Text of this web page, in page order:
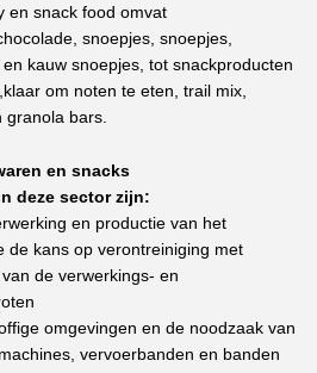
en snack food omvat
snoepjes, snoepjes,
kauw snoepjes, tot snackproducten
om noten te eten, trail mix,
bars.
en snacks
deze sector zijn:
en productie van het
de kans op verontreiniging met
de verwerkings- en
omgevingen en de noodzaak van
vervoerbanden en banden